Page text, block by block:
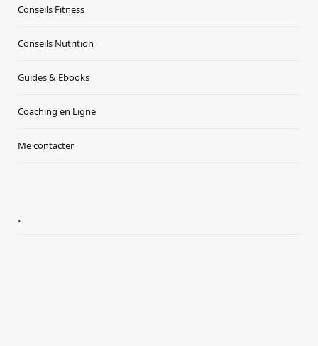
Conseils Fitness
Conseils Nutrition
Guides & Ebooks
Coaching en Ligne
Me contacter
.